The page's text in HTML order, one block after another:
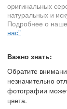
оригинальных
натуральных и
Подробнее о
нас"
Важно знать:
Обратите
незначительно
фотографии
цвета.